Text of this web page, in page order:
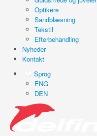
Optikere
Sandblæsning
Tekstil
Efterbehandling
Nyheder
Kontakt
Sprog
ENG
DEN